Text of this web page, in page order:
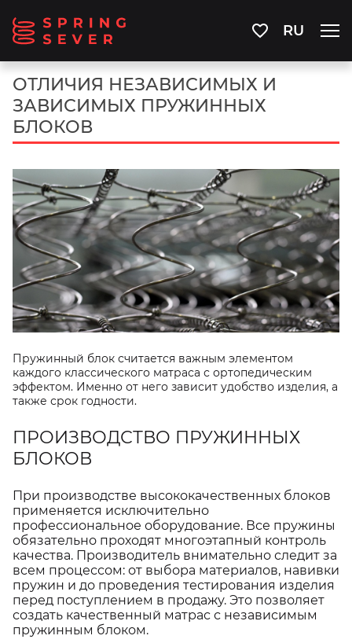
RU
ОТЛИЧИЯ НЕЗАВИСИМЫХ И
ЗАВИСИМЫХ ПРУЖИННЫХ
БЛОКОВ
Пружинный блок считается важным элементом
каждого классического матраса с ортопедическим
эффектом. Именно от него зависит удобство изделия, а
также срок годности.
ПРОИЗВОДСТВО ПРУЖИННЫХ
БЛОКОВ
При производстве высококачественных блоков
применяется исключительно
профессиональное оборудование. Все пружины
обязательно проходят многоэтапный контроль
качества. Производитель внимательно следит за
всем процессом: от выбора материалов, навивки
пружин и до проведения тестирования изделия
перед поступлением в продажу. Это позволяет
создать качественный матрас с независимым
пружинным блоком.